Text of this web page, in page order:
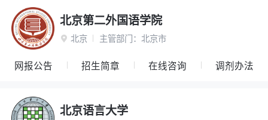
北京第二外国语学院
 北京 主管部门： 北京市
网报公告 招生简章 在线咨询 调剂办法
北京语言大学